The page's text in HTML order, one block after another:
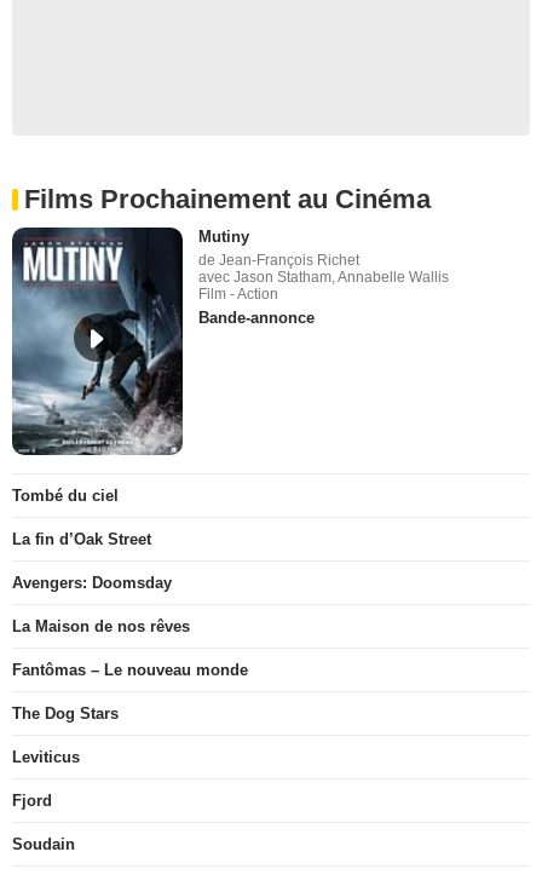
Films Prochainement au Cinéma
Mutiny
de Jean-François Richet
avec Jason Statham, Annabelle Wallis
Film - Action
Bande-annonce
Tombé du ciel
La fin d’Oak Street
Avengers: Doomsday
La Maison de nos rêves
Fantômas – Le nouveau monde
The Dog Stars
Leviticus
Fjord
Soudain